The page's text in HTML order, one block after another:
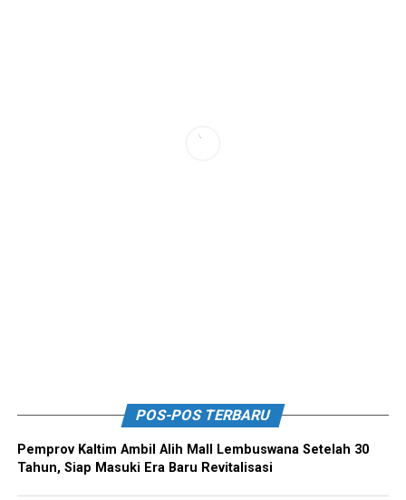
POS-POS TERBARU
Pemprov Kaltim Ambil Alih Mall Lembuswana Setelah 30
Tahun, Siap Masuki Era Baru Revitalisasi